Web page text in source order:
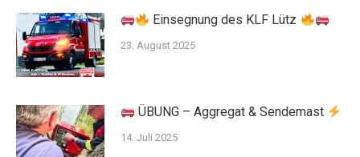
Einsegnung des KLF Lütz
23. August 2025
ÜBUNG – Aggregat & Sendemast
14. Juli 2025